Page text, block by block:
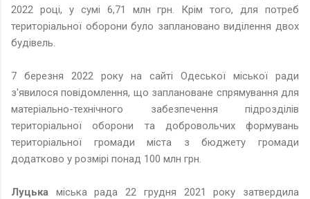
2022 році, у сумі 6,71 млн грн. Крім того, для потреб
територіальної оборони було заплановано виділення двох
будівель.
7 березня 2022 року на сайті Одеської міської ради
з'явилося повідомлення, що заплановане спрямування для
матеріально-технічного забезпечення підрозділів
територіальної оборони та добровольчих формувань
територіальної громади міста з бюджету громади
додатково у розмірі понад 100 млн грн.
Луцька міська рада 22 грудня 2021 року затвердила